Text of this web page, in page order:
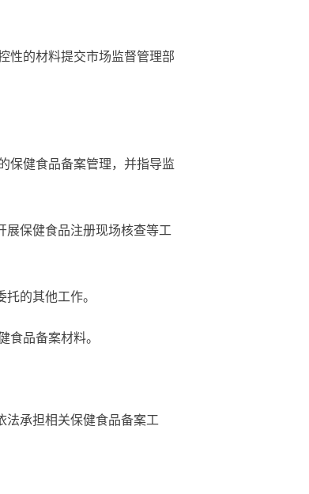
性的材料提交市场监督管理部
保健食品备案管理，并指导监
展保健食品注册现场核查等工
的其他工作。
食品备案材料。
法承担相关保健食品备案工